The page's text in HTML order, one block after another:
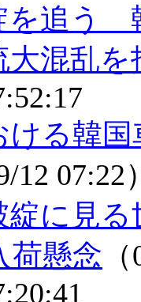
を追う
大混乱を
ける
12
綻に見
荷懸念